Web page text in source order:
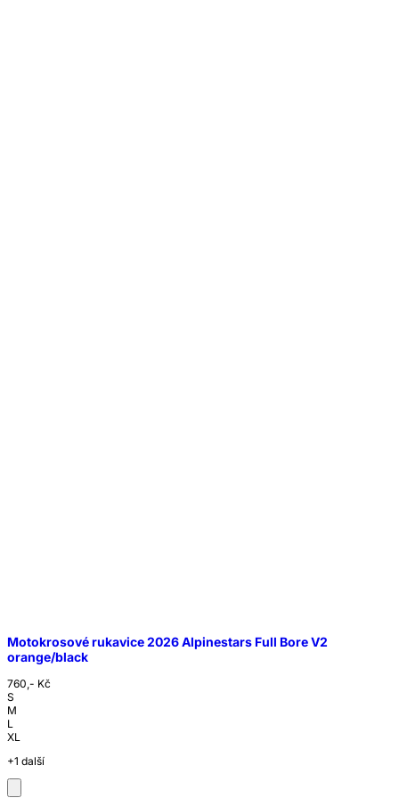
Motokrosové rukavice 2026 Alpinestars Full Bore V2
orange/black
760,- Kč
S
M
L
XL
+1 další